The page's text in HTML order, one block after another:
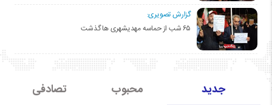
گزارش تصویری:
۶۵ شب از حماسه مهدیشهری ها گذشت
جدید محبوب تصادفی